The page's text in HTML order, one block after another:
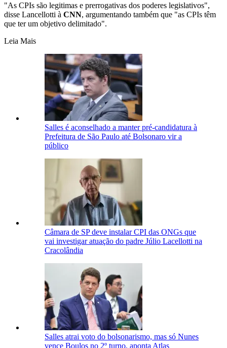
"As CPIs são legitimas e prerrogativas dos poderes legislativos",
disse Lancellotti à CNN, argumentando também que "as CPIs têm
que ter um objetivo delimitado".
Leia Mais
Salles é aconselhado a manter pré-candidatura à
Prefeitura de São Paulo até Bolsonaro vir a
público
Câmara de SP deve instalar CPI das ONGs que
vai investigar atuação do padre Júlio Lacellotti na
Cracolândia
Salles atrai voto do bolsonarismo, mas só Nunes
vence Boulos no 2º turno, aponta Atlas